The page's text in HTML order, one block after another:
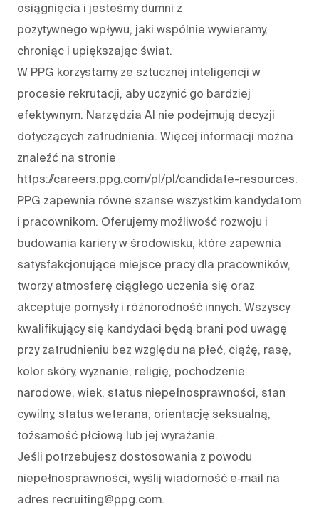
osiągnięcia i jesteśmy dumni z
pozytywnego wpływu, jaki wspólnie wywieramy,
chroniąc i upiększając świat.
W PPG korzystamy ze sztucznej inteligencji w
procesie rekrutacji, aby uczynić go bardziej
efektywnym. Narzędzia AI nie podejmują decyzji
dotyczących zatrudnienia. Więcej informacji można
znaleźć na stronie
https://careers.ppg.com/pl/pl/candidate-resources.
PPG zapewnia równe szanse wszystkim kandydatom
i pracownikom. Oferujemy możliwość rozwoju i
budowania kariery w środowisku, które zapewnia
satysfakcjonujące miejsce pracy dla pracowników,
tworzy atmosferę ciągłego uczenia się oraz
akceptuje pomysły i różnorodność innych. Wszyscy
kwalifikujący się kandydaci będą brani pod uwagę
przy zatrudnieniu bez względu na płeć, ciążę, rasę,
kolor skóry, wyznanie, religię, pochodzenie
narodowe, wiek, status niepełnosprawności, stan
cywilny, status weterana, orientację seksualną,
tożsamość płciową lub jej wyrażanie.
Jeśli potrzebujesz dostosowania z powodu
niepełnosprawności, wyślij wiadomość e‑mail na
adres recruiting@ppg.com.